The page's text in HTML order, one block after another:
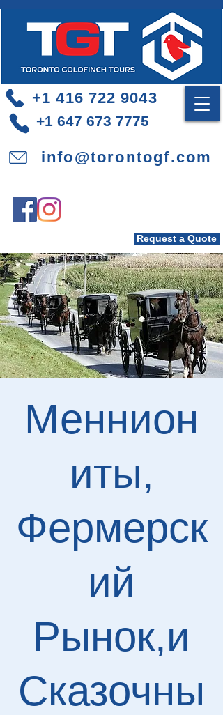
Request a Quote
+1 416 722 9043
info@torontogf.com
+1 647 673 7775
Меннион
иты,
Фермерск
ий
Рынок,и
Сказочны